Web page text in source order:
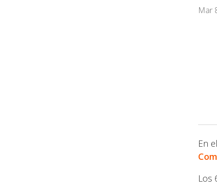
Mar
En
Los